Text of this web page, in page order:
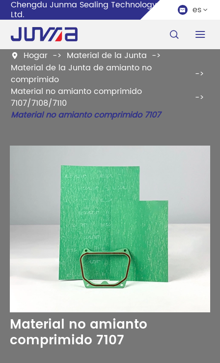
Chengdu Junma Sealing Technology Co.,
Ltd.  es 
 
 Hogar
Material de la Junta
Material de la Junta de amianto no
comprimido
Material no amianto comprimido
7107/7108/7110
Material no amianto comprimido 7107
Material no amianto
comprimido 7107